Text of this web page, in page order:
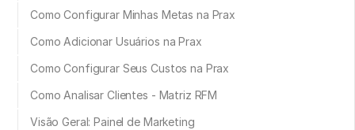
Como Configurar Minhas Metas na Prax
Como Adicionar Usuários na Prax
Como Configurar Seus Custos na Prax
Como Analisar Clientes - Matriz RFM
Visão Geral: Painel de Marketing